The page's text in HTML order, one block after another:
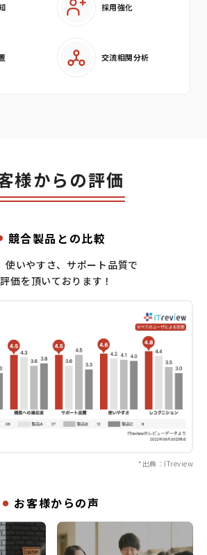
採用強化
交流相関分析
様からの評価
競合製品との比較
使いやすさ、サポート品質で
価を頂いております！
*出典：ITreview
お客様からの声